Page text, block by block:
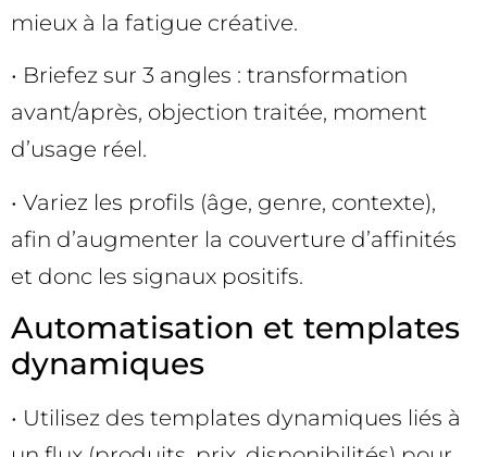
mieux à la fatigue créative.
• Briefez sur 3 angles : transformation
avant/après, objection traitée, moment
d’usage réel.
• Variez les profils (âge, genre, contexte),
afin d’augmenter la couverture d’affinités
et donc les signaux positifs.
Automatisation et templates
dynamiques
• Utilisez des templates dynamiques liés à